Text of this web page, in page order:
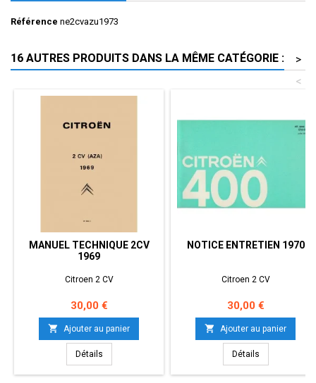
Référence ne2cvazu1973
16 AUTRES PRODUITS DANS LA MÊME CATÉGORIE :
>
<
MANUEL TECHNIQUE 2CV
1969
Citroen 2 CV
Prix
30,00 €
 Ajouter au panier
Détails
NOTICE ENTRETIEN 1970
Citroen 2 CV
Prix
30,00 €
 Ajouter au panier
Détails